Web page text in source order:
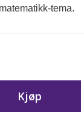
tema.
Kjøp